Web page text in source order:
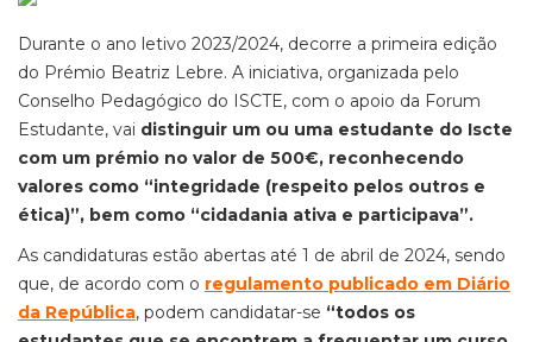
Durante o ano letivo 2023/2024, decorre a primeira edição
do Prémio Beatriz Lebre. A iniciativa, organizada pelo
Conselho Pedagógico do ISCTE, com o apoio da Forum
Estudante, vai distinguir um ou uma estudante do Iscte
com um prémio no valor de 500€, reconhecendo
valores como “integridade (respeito pelos outros e
ética)”, bem como “cidadania ativa e participava”.
As candidaturas estão abertas até 1 de abril de 2024, sendo
que, de acordo com o regulamento publicado em Diário
da República, podem candidatar-se “todos os